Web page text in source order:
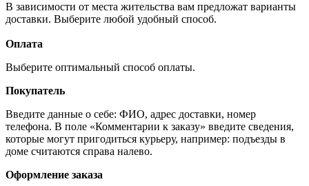
В зависимости от места жительства вам предложат варианты
доставки. Выберите любой удобный способ.
Оплата
Выберите оптимальный способ оплаты.
Покупатель
Введите данные о себе: ФИО, адрес доставки, номер
телефона. В поле «Комментарии к заказу» введите сведения,
которые могут пригодиться курьеру, например: подъезды в
доме считаются справа налево.
Оформление заказа